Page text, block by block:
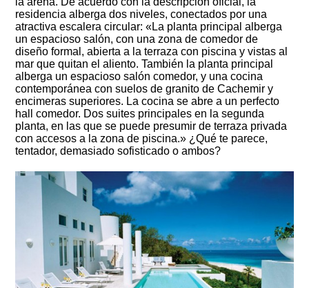
residencia alberga dos niveles, conectados por una
atractiva escalera circular: «La planta principal alberga
un espacioso salón, con una zona de comedor de
diseño formal, abierta a la terraza con piscina y vistas al
mar que quitan el aliento. También la planta principal
alberga un espacioso salón comedor, y una cocina
contemporánea con suelos de granito de Cachemir y
encimeras superiores. La cocina se abre a un perfecto
hall comedor. Dos suites principales en la segunda
planta, en las que se puede presumir de terraza privada
con accesos a la zona de piscina.» ¿Qué te parece,
tentador, demasiado sofisticado o ambos?